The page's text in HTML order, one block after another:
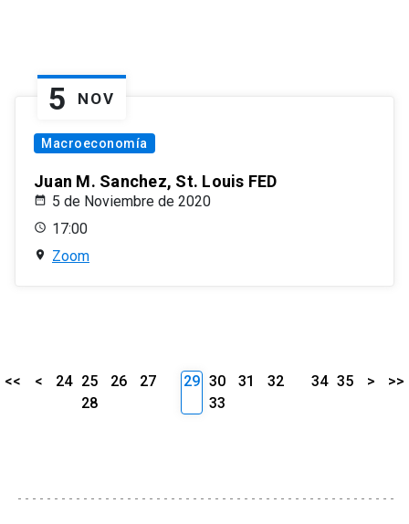
5 NOV
Macroeconomía
Juan M. Sanchez, St. Louis FED
5 de Noviembre de 2020
17:00
Zoom
<< < 24 25 26
27
28
29 30 31
32
33
34 35 > >>